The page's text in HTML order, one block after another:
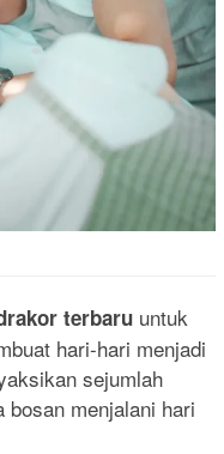
terbaru untuk
hari-hari menjadi
sejumlah
menjalani hari